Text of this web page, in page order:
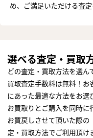
め、ご満足いただける査定
選べる査定・買取
どの査定・買取方法を選ん
買取査定手数料は無料！
にあった最適な方法をお選
お買取りとご購入を同時
お買戻しさせて頂いた際
定・買取方法でご利用頂け